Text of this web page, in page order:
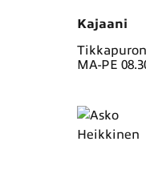
Kajaani
MA-PE